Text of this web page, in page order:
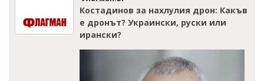
Костадинов за нахлулия дрон: Какъв
е дронът? Украински, руски или
ирански?